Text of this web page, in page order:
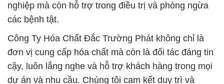
nghiệp mà còn hỗ trợ trong điều trị và phòng ngừa
các bệnh tật.
Công Ty Hóa Chất Đắc Trường Phát không chỉ là
đơn vị cung cấp hóa chất mà còn là đối tác đáng tin
cậy, luôn lắng nghe và hỗ trợ khách hàng trong mọi
dự án và nhu cầu. Chúng tôi cam kết duy trì và